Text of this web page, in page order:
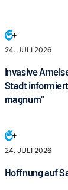
24. JULI 2026
Invasive
Stadt
magnum“
24. JULI 2026
Hoffnung auf